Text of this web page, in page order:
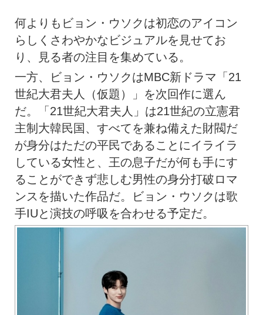
何よりもビョン・ウソクは初恋のアイコン
らしくさわやかなビジュアルを見せてお
り、見る者の注目を集めている。
一方、ビョン・ウソクはMBC新ドラマ「21
世紀大君夫人（仮題）」を次回作に選ん
だ。「21世紀大君夫人」は21世紀の立憲君
主制大韓民国、すべてを兼ね備えた財閥だ
が身分はただの平民であることにイライラ
している女性と、王の息子だが何も手にす
ることができず悲しむ男性の身分打破ロマ
ンスを描いた作品だ。ビョン・ウソクは歌
手IUと演技の呼吸を合わせる予定だ。